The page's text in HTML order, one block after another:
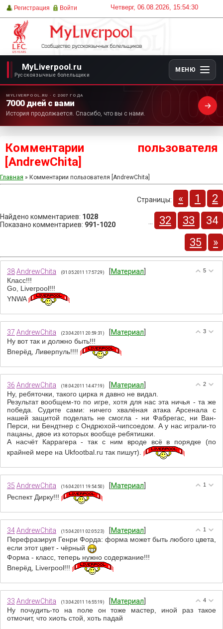
Четверг, 06.08.2026, 15:54:30
Регистрация Войти
MyLiverpool.ru
Русскоязычные болельщики
МЕНЮ
MYLIVERPOOL.RU · С 2007 ГОДА
7000 дней с вами
История продолжается. Спасибо, что вы с нами.
Комментарии пользователя
[AndrewChita]
Главная » Комментарии пользователя [AndrewChita]
Найдено комментариев: 1028
Показано комментариев: 991-1020
Страницы: « 1 2
32 33
34
35
»
5
38AndrewChita (01.05.2011 17:57:29) [Материал
Класс!!!
Go, Liverpool!!!
YNWA
3
37 AndrewChita (23.04.2011 20:59:31) [Материал
Ну вот так и должно быть!!!
Вперёд, Ливерпуль!!!!
2
36 AndrewChita (18.04.2011 14:47:19) [Материал
Ну, ребяточки, такого цирка я давно не видал.
Результат вообщем-то по игре, хотя для нас эта ничья - та же
победа. Судите сами: ничего хвалёная атака Арсенала с
нашей защитой поделать не смогла - ни Фабрегас, ни Ван-
Перси, ни Бендтнер с Ондрюхой-чипсоедом. А у нас играли-то
пацаны, двое из которых вообще ребятишки.
А насчёт Каррагера - так с ним вроде всё в порядке (по
крайней мере на Ukfootbal.ru так пишут).
1
35 AndrewChita (16.04.2011 19:54:50) [Материал
Респект Дирку!!!
1
34AndrewChita (15.04.2011 02:05:23) [Материал
Перефразируя Генри Форда: форма может быть любого цвета,
если этот цвет - чёрный
Форма - класс, теперь нужно содержание!!!
Вперёд, Liverpool!!!
4
33 AndrewChita (13.04.2011 16:55:19) [Материал
Ну почудить-то на поле он тоже мастер, иной раз такое
отмочит, что хиоть стой, хоть падай